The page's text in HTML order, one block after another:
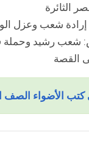
الثائرة
شعب وعزل
رشيد وحملة فريزر
القصة
الأضواء الصف